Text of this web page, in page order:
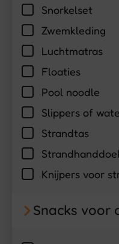
Snorkelset
Zwemkleding
Luchtmatras
Floaties
Pool noodle
Slippers of
Strandtas
Knijpers voor
Snacks voor